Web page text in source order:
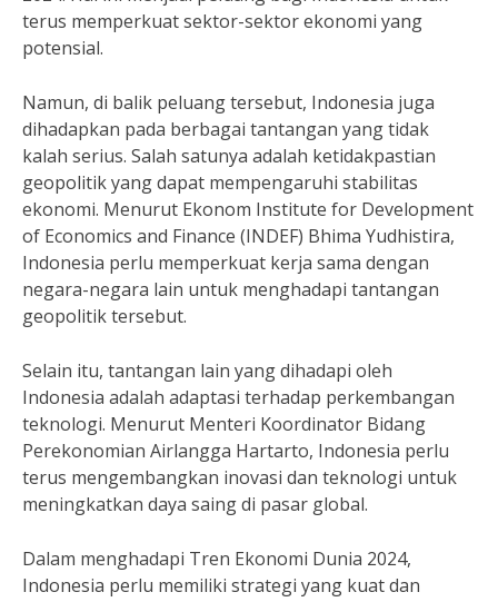
terus memperkuat sektor-sektor ekonomi yang
potensial.
Namun, di balik peluang tersebut, Indonesia juga
dihadapkan pada berbagai tantangan yang tidak
kalah serius. Salah satunya adalah ketidakpastian
geopolitik yang dapat mempengaruhi stabilitas
ekonomi. Menurut Ekonom Institute for Development
of Economics and Finance (INDEF) Bhima Yudhistira,
Indonesia perlu memperkuat kerja sama dengan
negara-negara lain untuk menghadapi tantangan
geopolitik tersebut.
Selain itu, tantangan lain yang dihadapi oleh
Indonesia adalah adaptasi terhadap perkembangan
teknologi. Menurut Menteri Koordinator Bidang
Perekonomian Airlangga Hartarto, Indonesia perlu
terus mengembangkan inovasi dan teknologi untuk
meningkatkan daya saing di pasar global.
Dalam menghadapi Tren Ekonomi Dunia 2024,
Indonesia perlu memiliki strategi yang kuat dan